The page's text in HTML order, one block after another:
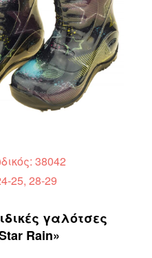
38042
25, 28-29
γαλότσες
Rain»